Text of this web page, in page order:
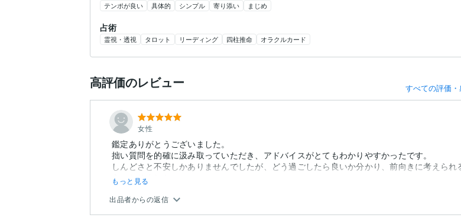
テンポが良い 具体的 シンプル 寄り添い まじめ
占術
霊視・透視 タロット リーディング 四柱推命 オラクルカード
高評価のレビュー すべての評価
女性
鑑定ありがとうございました。
拙い質問を的確に汲み取っていただき、アドバイスがとてもわかりやすかったです。
しんどさと不安しかありませんでしたが、どう過ごしたら良いか分かり、前向きに考えられ
うになりました。
もっと見る
出品者からの返信